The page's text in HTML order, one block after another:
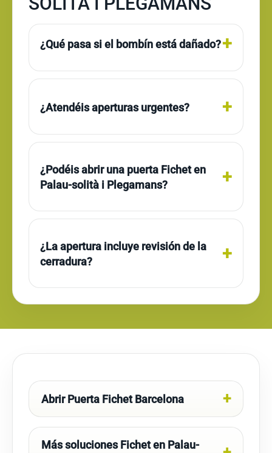
¿Qué pasa si el bombín está dañado?
¿Atendéis aperturas urgentes?
¿Podéis abrir una puerta Fichet en
Palau-solità i Plegamans?
¿La apertura incluye revisión de la
cerradura?
Abrir Puerta Fichet Barcelona
Más soluciones Fichet en Palau-